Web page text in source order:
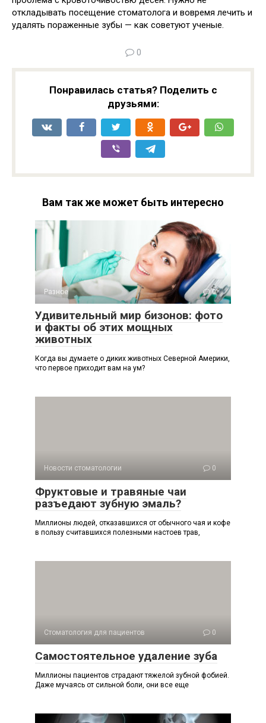
откладывать посещение стоматолога и вовремя лечить и
удалять пораженные зубы — как советуют ученые.
0
Понравилась статья? Поделить с
друзьями:
Вам так же может быть интересно
Разное 0
Удивительный мир бизонов: фото
и факты об этих мощных
животных
Когда вы думаете о диких животных Северной Америки,
что первое приходит вам на ум?
Новости стоматологии 0
Фруктовые и травяные чаи
разъедают зубную эмаль?
Миллионы людей, отказавшихся от обычного чая и кофе
в пользу считавшихся полезными настоев трав,
Стоматология для пациентов 0
Самостоятельное удаление зуба
Миллионы пациентов страдают тяжелой зубной фобией.
Даже мучаясь от сильной боли, они все еще